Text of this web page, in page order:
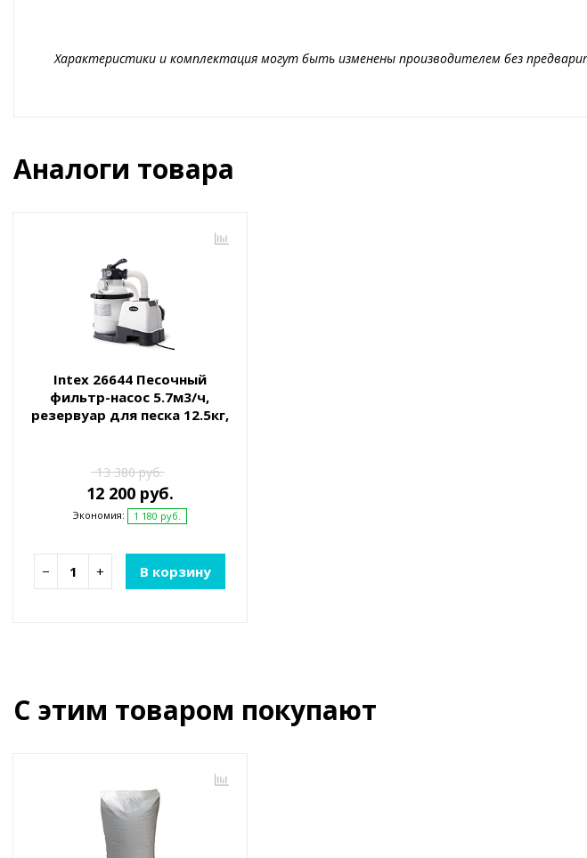
Характеристики и комплектация могут быть изменены производителем без
Аналоги товара
Intex 26644 Песочный
фильтр-насос 5.7м3/ч,
резервуар для песка 12.5кг,
13 380 руб.
12 200 руб.
Экономия: 1 180 руб.
− + В корзину
С этим товаром покупают